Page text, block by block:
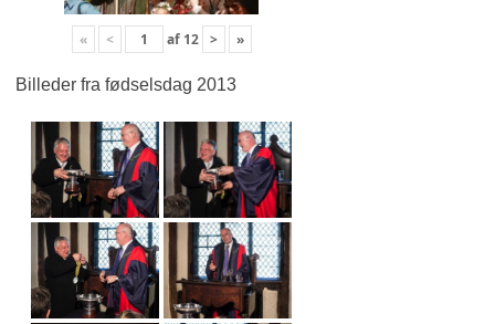
« < af 12 > »
Billeder fra fødselsdag 2013